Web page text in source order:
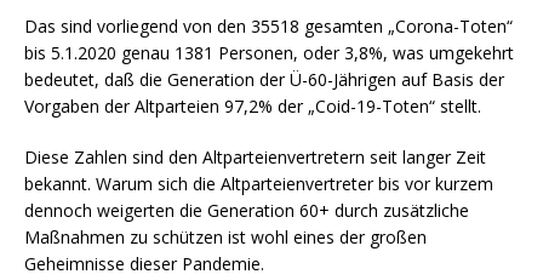
Das sind vorliegend von den 35518 gesamten „Corona-Toten“
bis 5.1.2020 genau 1381 Personen, oder 3,8%, was umgekehrt
bedeutet, daß die Generation der Ü-60-Jährigen auf Basis der
Vorgaben der Altparteien 97,2% der „Coid-19-Toten“ stellt.
Diese Zahlen sind den Altparteienvertretern seit langer Zeit
bekannt. Warum sich die Altparteienvertreter bis vor kurzem
dennoch weigerten die Generation 60+ durch zusätzliche
Maßnahmen zu schützen ist wohl eines der großen
Geheimnisse dieser Pandemie.